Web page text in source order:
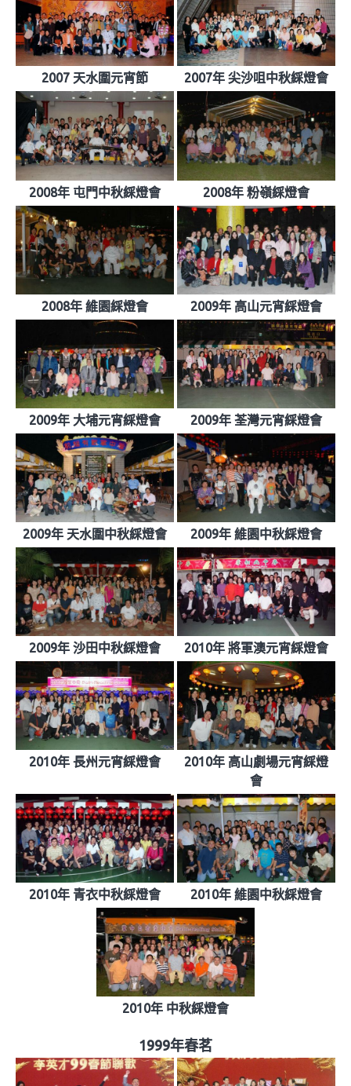
2007 天水圍元宵節 2007年 尖沙咀中秋綵燈會
2008年 屯門中秋綵燈會 2008年 粉嶺綵燈會
2008年 維園綵燈會 2009年 高山元宵綵燈會
2009年 大埔元宵綵燈會 2009年 荃灣元宵綵燈會
2009年 天水圍中秋綵燈會 2009年 維園中秋綵燈會
2009年 沙田中秋綵燈會 2010年 將軍澳元宵綵燈會
2010年 長州元宵綵燈會
2010年 高山劇場元宵綵燈
會
2010年 青衣中秋綵燈會 2010年 維園中秋綵燈會
2010年 中秋綵燈會
1999年春茗